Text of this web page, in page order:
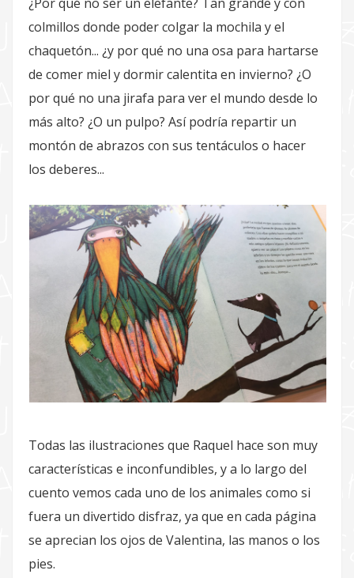
colmillos donde poder colgar la mochila y el
chaquetón... ¿y por qué no una osa para hartarse
de comer miel y dormir calentita en invierno? ¿O
por qué no una jirafa para ver el mundo desde lo
más alto? ¿O un pulpo? Así podría repartir un
montón de abrazos con sus tentáculos o hacer
los deberes...
Todas las ilustraciones que Raquel hace son muy
características e inconfundibles, y a lo largo del
cuento vemos cada uno de los animales como si
fuera un divertido disfraz, ya que en cada página
se aprecian los ojos de Valentina, las manos o los
pies.